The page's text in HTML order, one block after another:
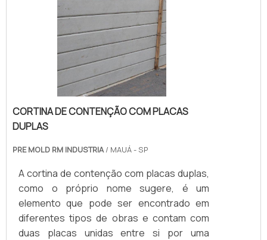
CORTINA DE CONTENÇÃO COM PLACAS
DUPLAS
PRE MOLD RM INDUSTRIA/ MAUÁ - SP
A cortina de contenção com placas duplas,
como o próprio nome sugere, é um
elemento que pode ser encontrado em
diferentes tipos de obras e contam com
duas placas unidas entre si por uma